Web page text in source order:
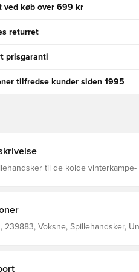
ved køb over 699 kr
returret
prisgaranti
tilfredse kunder siden 1995
til de kolde
logo på
239883, Voksne, Spillehandsker,